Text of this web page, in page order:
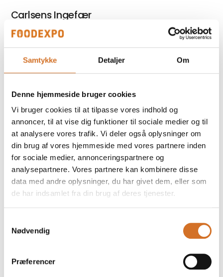
Samtykke Detaljer Om
Denne hjemmeside bruger cookies
Vi bruger cookies til at tilpasse vores indhold og
annoncer, til at vise dig funktioner til sociale medier og til
at analysere vores trafik. Vi deler også oplysninger om
din brug af vores hjemmeside med vores partnere inden
for sociale medier, annonceringspartnere og
analysepartnere. Vores partnere kan kombinere disse
data med andre oplysninger, du har givet dem, eller som
de har indsamlet fra din brug af deres tjenester.
Nødvendig
Præferencer
Carlsens Ingefær
Carlsens Kapers
Peberrod, hel